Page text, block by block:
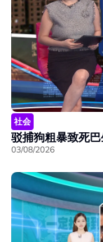
社会
驳捕狗粗暴致死
03/08/2026